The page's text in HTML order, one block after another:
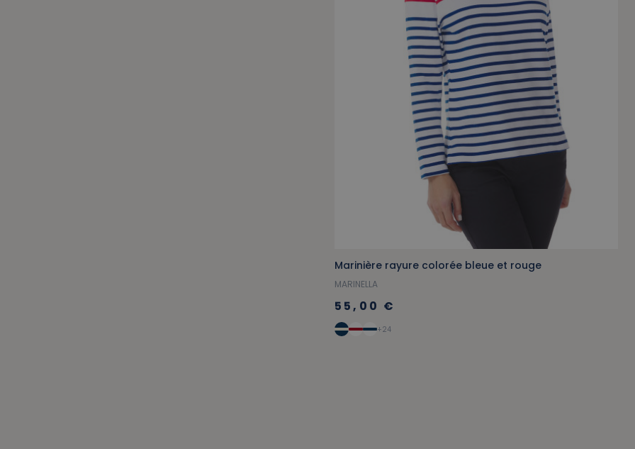
Marinière rayure colorée bleue et rouge
MARINELLA
55,00 €
+24